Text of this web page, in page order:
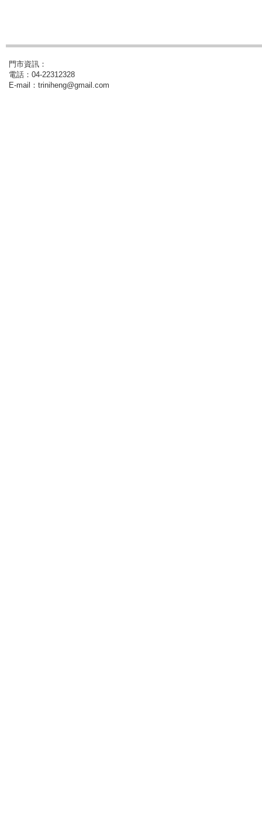
門市資訊：
電話：04-22312328
E-mail：triniheng@gmail.com